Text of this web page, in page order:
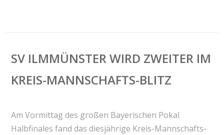
SV ILMMÜNSTER WIRD ZWEITER IM
KREIS-MANNSCHAFTS-BLITZ
Am Vormittag des großen Bayerischen Pokal
Halbfinales fand das diesjährige Kreis-Mannschafts-